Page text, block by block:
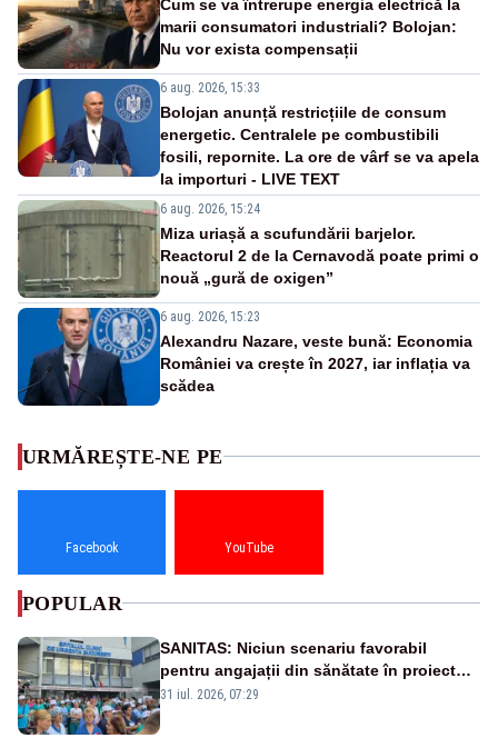
Cum se va întrerupe energia electrică la
marii consumatori industriali? Bolojan:
Nu vor exista compensații
6 aug. 2026, 15:33
Bolojan anunță restricțiile de consum
energetic. Centralele pe combustibili
fosili, repornite. La ore de vârf se va apela
la importuri - LIVE TEXT
6 aug. 2026, 15:24
Miza uriașă a scufundării barjelor.
Reactorul 2 de la Cernavodă poate primi o
nouă „gură de oxigen”
6 aug. 2026, 15:23
Alexandru Nazare, veste bună: Economia
României va crește în 2027, iar inflația va
scădea
URMĂREȘTE-NE PE
Facebook YouTube
POPULAR
SANITAS: Niciun scenariu favorabil
pentru angajații din sănătate în proiectul
Legii salarizării
31 iul. 2026, 07:29